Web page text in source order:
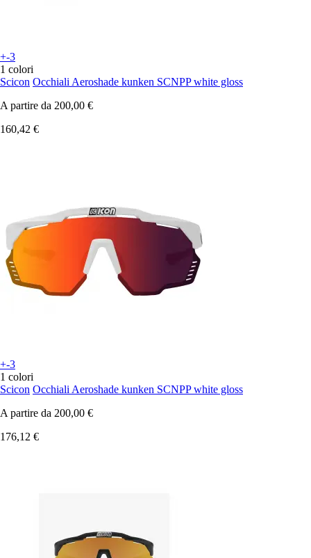
+-3
1 colori
Scicon Occhiali Aeroshade kunken SCNPP white gloss
A partire da 200,00 €
160,42 €
+-3
1 colori
Scicon Occhiali Aeroshade kunken SCNPP white gloss
A partire da 200,00 €
176,12 €